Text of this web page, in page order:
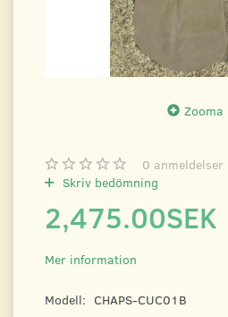
Zooma
0 anmeldelser
Skriv bedömning
2,475.00SEK
Mer information
Modell: CHAPS-CUC01B